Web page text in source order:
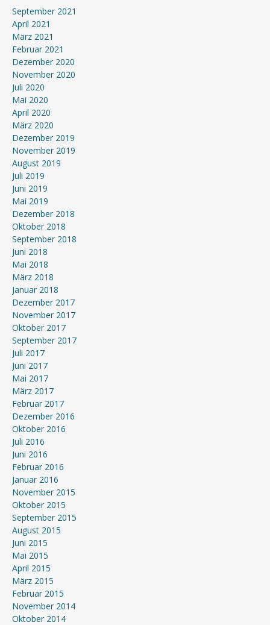
September 2021
April 2021
März 2021
Februar 2021
Dezember 2020
November 2020
Juli 2020
Mai 2020
April 2020
März 2020
Dezember 2019
November 2019
August 2019
Juli 2019
Juni 2019
Mai 2019
Dezember 2018
Oktober 2018
September 2018
Juni 2018
Mai 2018
März 2018
Januar 2018
Dezember 2017
November 2017
Oktober 2017
September 2017
Juli 2017
Juni 2017
Mai 2017
März 2017
Februar 2017
Dezember 2016
Oktober 2016
Juli 2016
Juni 2016
Februar 2016
Januar 2016
November 2015
Oktober 2015
September 2015
August 2015
Juni 2015
Mai 2015
April 2015
März 2015
Februar 2015
November 2014
Oktober 2014